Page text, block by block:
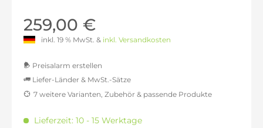
259,00 €
inkl. 19 % MwSt. & inkl. Versandkosten
Preisalarm erstellen
Liefer-Länder & MwSt.-Sätze
inkl. 16% MwSt.: 252,47 €
7 weitere Varianten, Zubehör & passende Produkte
Lieferzeit: 10 - 15 Werktage